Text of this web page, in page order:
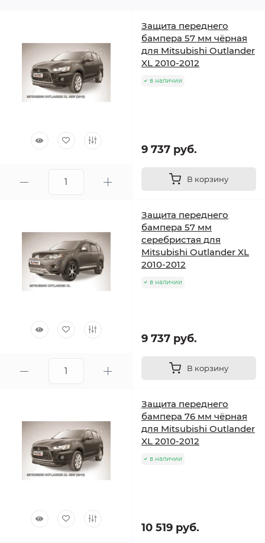
Защита переднего
бампера 57 мм чёрная
для Mitsubishi Outlander
XL 2010-2012
в наличии
9 737 руб.
В корзину
Защита переднего
бампера 57 мм
серебристая для
Mitsubishi Outlander XL
2010-2012
в наличии
9 737 руб.
В корзину
Защита переднего
бампера 76 мм чёрная
для Mitsubishi Outlander
XL 2010-2012
в наличии
10 519 руб.